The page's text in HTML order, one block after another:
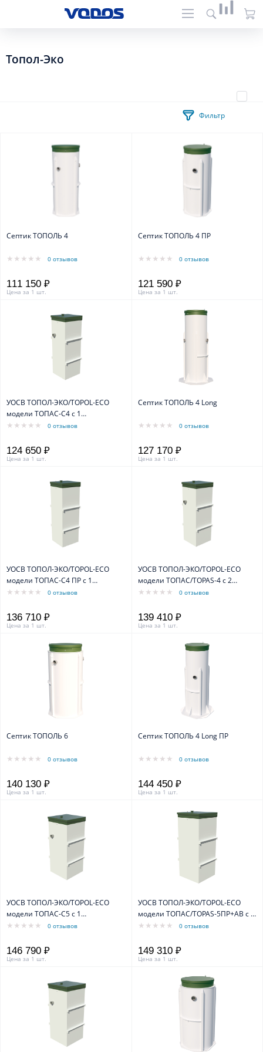
Топол-Эко
Фильтр
Септик ТОПОЛЬ 4
0 отзывов
111 150 ₽
Цена за 1 шт.
Септик ТОПОЛЬ 4 ПР
0 отзывов
121 590 ₽
Цена за 1 шт.
УОСВ ТОПОЛ-ЭКО/TOPOL-ECO
модели ТОПАС-С4 с 1
компрессором0 отзывов
124 650 ₽
Цена за 1 шт.
Септик ТОПОЛЬ 4 Long
0 отзывов
127 170 ₽
Цена за 1 шт.
УОСВ ТОПОЛ-ЭКО/TOPOL-ECO
модели ТОПАС-С4 ПР с 1
компрессором0 отзывов
136 710 ₽
Цена за 1 шт.
УОСВ ТОПОЛ-ЭКО/TOPOL-ECO
модели ТОПАС/TOPAS-4 с 2
компрессорами0 отзывов
139 410 ₽
Цена за 1 шт.
Септик ТОПОЛЬ 6
0 отзывов
140 130 ₽
Цена за 1 шт.
Септик ТОПОЛЬ 4 Long ПР
0 отзывов
144 450 ₽
Цена за 1 шт.
УОСВ ТОПОЛ-ЭКО/TOPOL-ECO
модели ТОПАС-С5 с 1
компрессором0 отзывов
146 790 ₽
Цена за 1 шт.
УОСВ ТОПОЛ-ЭКО/TOPOL-ECO
модели ТОПАС/TOPAS-5ПР+AB с 2
компрессорами0 отзывов
149 310 ₽
Цена за 1 шт.